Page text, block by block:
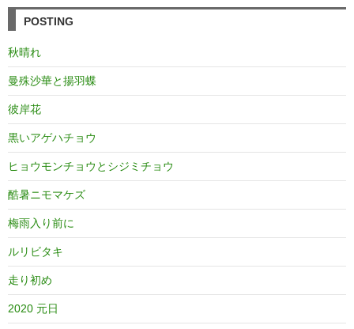
POSTING
秋晴れ
曼殊沙華と揚羽蝶
彼岸花
黒いアゲハチョウ
ヒョウモンチョウとシジミチョウ
酷暑ニモマケズ
梅雨入り前に
ルリビタキ
走り初め
2020 元日